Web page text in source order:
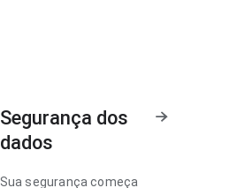
Segurança dos
dados
Sua segurança começa